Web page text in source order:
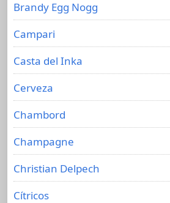
Brandy Egg Nogg
Campari
Casta del Inka
Cerveza
Chambord
Champagne
Christian Delpech
Cítricos